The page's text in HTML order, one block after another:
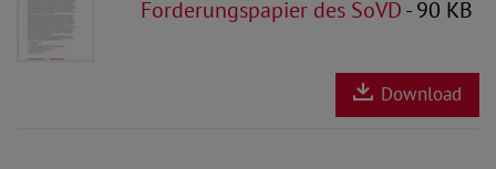
Forderungspapier des SoVD- 90 KB
Download